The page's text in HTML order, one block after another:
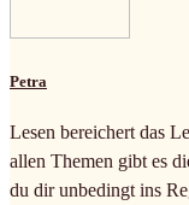
Petra
Lesen bereichert das
allen Themen gibt es
du dir unbedingt ins